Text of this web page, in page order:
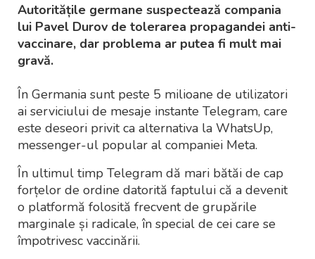
Autoritățile germane suspectează compania
lui Pavel Durov de tolerarea propagandei anti-
vaccinare, dar problema ar putea fi mult mai
gravă.
În Germania sunt peste 5 milioane de utilizatori
ai serviciului de mesaje instante Telegram, care
este deseori privit ca alternativa la WhatsUp,
messenger-ul popular al companiei Meta.
În ultimul timp Telegram dă mari bătăi de cap
forțelor de ordine datorită faptului că a devenit
o platformă folosită frecvent de grupările
marginale și radicale, în special de cei care se
împotrivesc vaccinării.